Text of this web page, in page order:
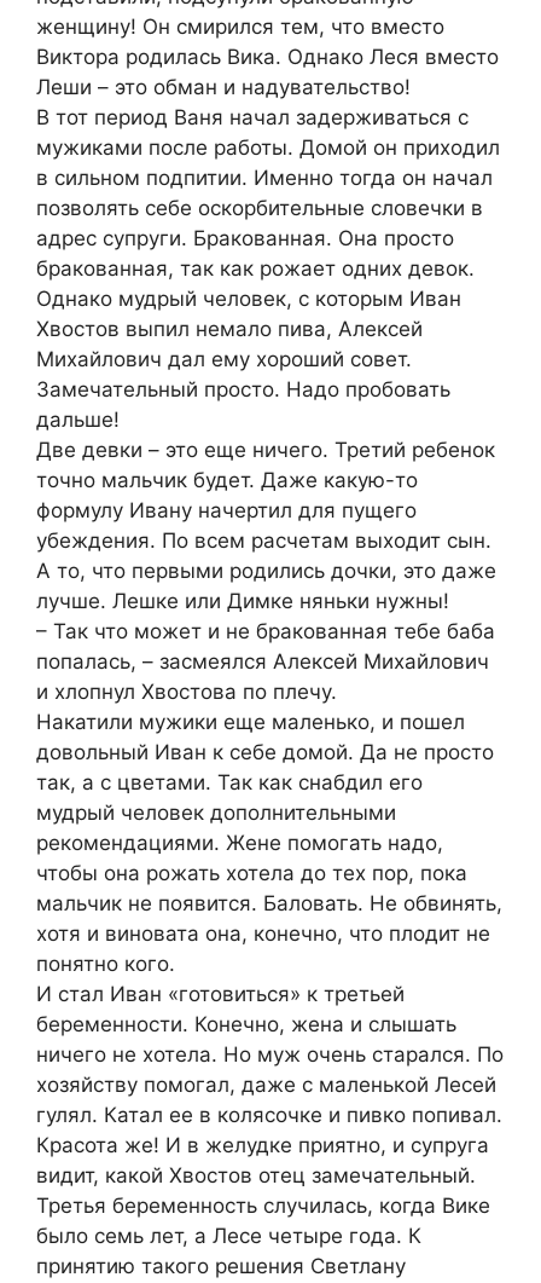
женщину! Он смирился тем, что вместо
Виктора родилась Вика. Однако Леся вместо
Леши – это обман и надувательство!
В тот период Ваня начал задерживаться с
мужиками после работы. Домой он приходил
в сильном подпитии. Именно тогда он начал
позволять себе оскорбительные словечки в
адрес супруги. Бракованная. Она просто
бракованная, так как рожает одних девок.
Однако мудрый человек, с которым Иван
Хвостов выпил немало пива, Алексей
Михайлович дал ему хороший совет.
Замечательный просто. Надо пробовать
дальше!
Две девки – это еще ничего. Третий ребенок
точно мальчик будет. Даже какую-то
формулу Ивану начертил для пущего
убеждения. По всем расчетам выходит сын.
А то, что первыми родились дочки, это даже
лучше. Лешке или Димке няньки нужны!
– Так что может и не бракованная тебе баба
попалась, – засмеялся Алексей Михайлович
и хлопнул Хвостова по плечу.
Накатили мужики еще маленько, и пошел
довольный Иван к себе домой. Да не просто
так, а с цветами. Так как снабдил его
мудрый человек дополнительными
рекомендациями. Жене помогать надо,
чтобы она рожать хотела до тех пор, пока
мальчик не появится. Баловать. Не обвинять,
хотя и виновата она, конечно, что плодит не
понятно кого.
И стал Иван «готовиться» к третьей
беременности. Конечно, жена и слышать
ничего не хотела. Но муж очень старался. По
хозяйству помогал, даже с маленькой Лесей
гулял. Катал ее в колясочке и пивко попивал.
Красота же! И в желудке приятно, и супруга
видит, какой Хвостов отец замечательный.
Третья беременность случилась, когда Вике
было семь лет, а Лесе четыре года. К
принятию такого решения Светлану